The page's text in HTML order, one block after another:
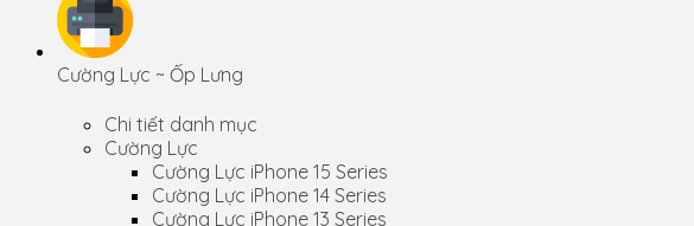
Cường Lực ~ Ốp Lưng
Chi tiết danh mục
Cường Lực
Cường Lực iPhone 15 Series
Cường Lực iPhone 14 Series
Cường Lực iPhone 13 Series